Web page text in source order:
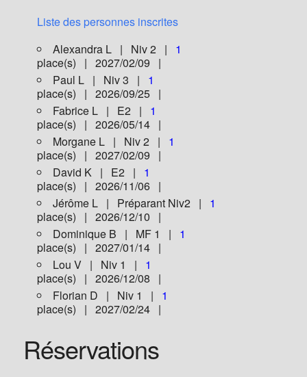
Liste des personnes inscrites
Alexandra L | Niv 2 | 1
place(s) | 2027/02/09 |
Paul L | Niv 3 | 1
place(s) | 2026/09/25 |
Fabrice L | E2 | 1
place(s) | 2026/05/14 |
Morgane L | Niv 2 | 1
place(s) | 2027/02/09 |
David K | E2 | 1
place(s) | 2026/11/06 |
Jérôme L | Préparant Niv2 | 1
place(s) | 2026/12/10 |
Dominique B | MF 1 | 1
place(s) | 2027/01/14 |
Lou V | Niv 1 | 1
place(s) | 2026/12/08 |
Florian D | Niv 1 | 1
place(s) | 2027/02/24 |
Réservations